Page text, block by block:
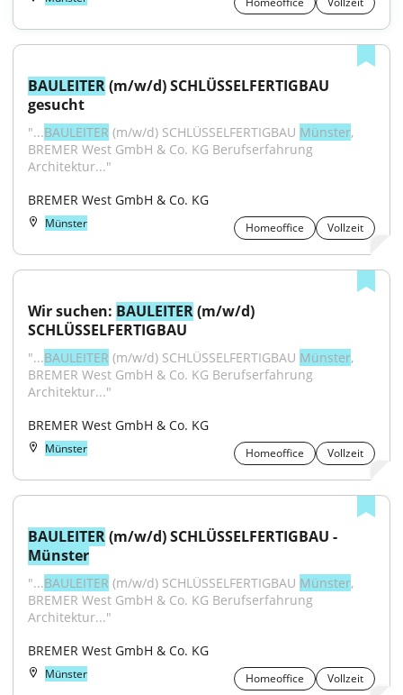
BAULEITER (m/w/d) SCHLÜSSELFERTIGBAU
gesucht
"...BAULEITER (m/w/d) SCHLÜSSELFERTIGBAU Münster,
BREMER West GmbH & Co. KG Berufserfahrung
Architektur..."
BREMER West GmbH & Co. KG
Münster Homeoffice Vollzeit
Wir suchen: BAULEITER (m/w/d)
SCHLÜSSELFERTIGBAU
"...BAULEITER (m/w/d) SCHLÜSSELFERTIGBAU Münster,
BREMER West GmbH & Co. KG Berufserfahrung
Architektur..."
BREMER West GmbH & Co. KG
Münster Homeoffice Vollzeit
BAULEITER
Münster
"...BAULEITER (m/w/d) SCHLÜSSELFERTIGBAU Münster,
BREMER West GmbH & Co. KG Berufserfahrung
Architektur..."
BREMER West GmbH & Co. KG
Münster Homeoffice Vollzeit